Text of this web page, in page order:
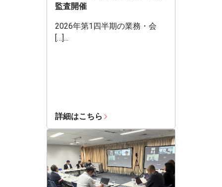
監査開催
2026年第1四半期の業務・会
[…]...
詳細はこちら